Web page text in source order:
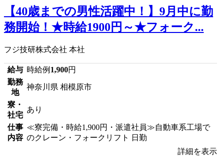
【40歳までの男性活躍中！】9月中に勤
務開始！★時給1900円～★フォーク...
フジ技研株式会社 本社
給与 時給例 1,900円
勤務
地
神奈川県 相模原市
寮・
社宅
あり
仕事
内容
≪寮完備・時給1,900円・派遣社員≫自動車系工場で
のクレーン・フォークリフト 日勤
詳細を表示